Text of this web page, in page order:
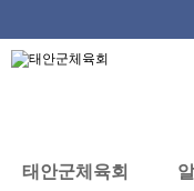
태안군체육회